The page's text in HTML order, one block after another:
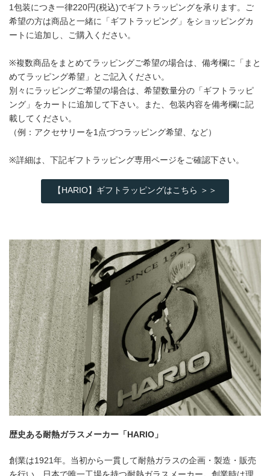
1包装につき一律220円(税込)でギフトラッピングを承ります。ご
希望の方は商品と一緒に「ギフトラッピング」をショッピングカ
ートに追加し、ご購入ください。
※複数商品をまとめてラッピングご希望の場合は、備考欄に「まと
めてラッピング希望」とご記入ください。
別々にラッピングご希望の場合は、希望数量分の「ギフトラッピ
ング」をカートに追加して下さい。また、包装内容を備考欄に記
載してください。
（例：アクセサリーを1点づつラッピング希望、など）
※詳細は、下記ギフトラッピング専用ページをご確認下さい。
【HARIO】ギフトラッピングはこちら ＞＞
歴史ある耐熱ガラスメーカー「HARIO」
創業は1921年。当初から一貫して耐熱ガラスの企画・製造・販売